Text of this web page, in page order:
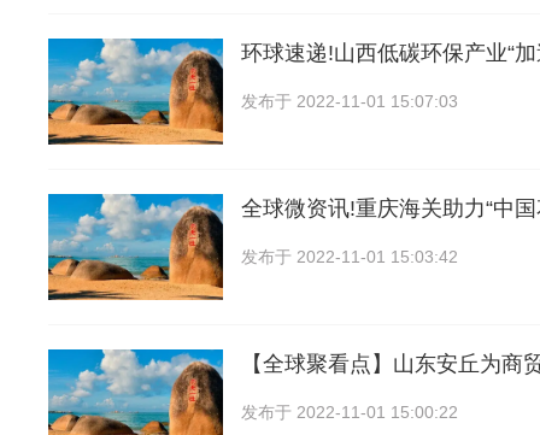
环球速递!山西低碳环保产业“加
发布于 2022-11-01 15:07:03
全球微资讯!重庆海关助力“中
发布于 2022-11-01 15:03:42
【全球聚看点】山东安丘为商
发布于 2022-11-01 15:00:22